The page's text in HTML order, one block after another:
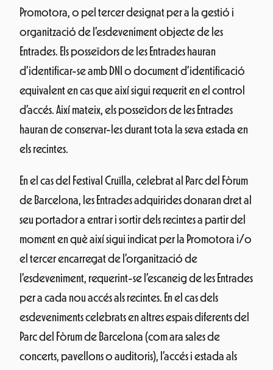
Promotora, o pel tercer designat per a la gestió i
organització de l’esdeveniment objecte de les
Entrades. Els posseïdors de les Entrades hauran
d’identificar-se amb DNI o document d’identificació
equivalent en cas que així sigui requerit en el control
d’accés. Així mateix, els posseïdors de les Entrades
hauran de conservar-les durant tota la seva estada en
els recintes.
En el cas del Festival Cruïlla, celebrat al Parc del Fòrum
de Barcelona, les Entrades adquirides donaran dret al
seu portador a entrar i sortir dels recintes a partir del
moment en què així sigui indicat per la Promotora i/o
el tercer encarregat de l’organització de
l’esdeveniment, requerint-se l’escaneig de les Entrades
per a cada nou accés als recintes. En el cas dels
esdeveniments celebrats en altres espais diferents del
Parc del Fòrum de Barcelona (com ara sales de
concerts, pavellons o auditoris), l’accés i estada als